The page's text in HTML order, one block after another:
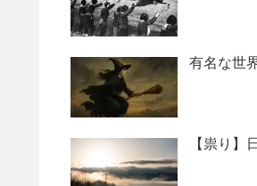
有名な世
【祟り】